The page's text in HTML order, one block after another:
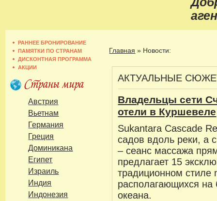
РАННЕЕ БРОНИРОВАНИЕ
ПАМЯТКИ ПО СТРАНАМ
ДИСКОНТНАЯ ПРОГРАММА
АКЦИИ
Австрия
Вьетнам
Германия
Греция
Доминикана
Египет
Израиль
Индия
Индонезия
Главная » Новости:
АКТУАЛЬНЫЕ
Владельцы сети
отели в Куршевеле
Sukantara Cascade
садов вдоль реки, а
– сеанс массажа
предлагает 15
традиционном стиле
располагающихся на
океана.